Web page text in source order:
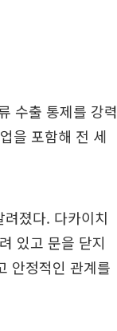
수출 통제를 강력
을 포함해 전 세
졌다. 다카이치
있고 문을 닫지
안정적인 관계를